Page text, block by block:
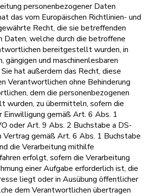
personenbezogener Daten
das vom Europäischen Richtlinien- und
Recht, die sie betreffenden
Daten, welche durch die betroffene
bereitgestellt wurden, in
gängigen und maschinenlesbaren
hat außerdem das Recht, diese
Verantwortlichen ohne Behinderung
dem die personenbezogenen
wurden, zu übermitteln, sofern die
Einwilligung gemäß Art. 6 Abs. 1
oder Art. 9 Abs. 2 Buchstabe a DS-
Vertrag gemäß Art. 6 Abs. 1 Buchstabe
die Verarbeitung mithilfe
erfolgt, sofern die Verarbeitung
einer Aufgabe erforderlich ist, die
liegt oder in Ausübung öffentlicher
dem Verantwortlichen übertragen